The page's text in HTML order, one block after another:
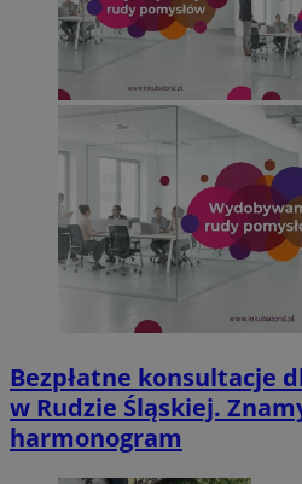
Bezpłatne konsultacje
w Rudzie Śląskiej.
harmonogram